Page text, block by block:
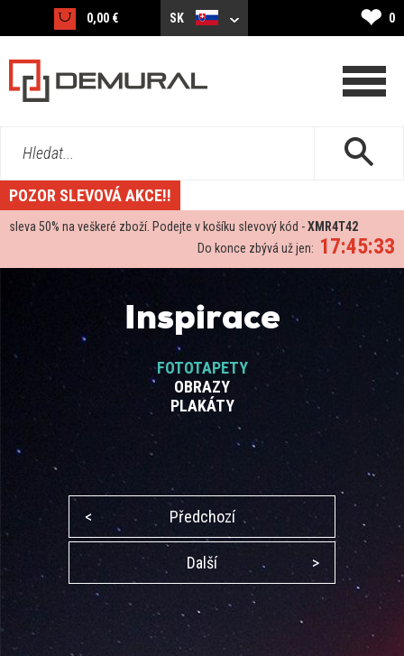
0,00 € SK ❤ 0
Hledat...
POZOR SLEVOVÁ AKCE!!
sleva 50% na veškeré zboží. Podejte v košíku slevový kód -XMR4T42
17:45:32
Do konce zbývá už jen:
Inspirace
FOTOTAPETY
OBRAZY
PLAKÁTY
< Předchozí
Další >